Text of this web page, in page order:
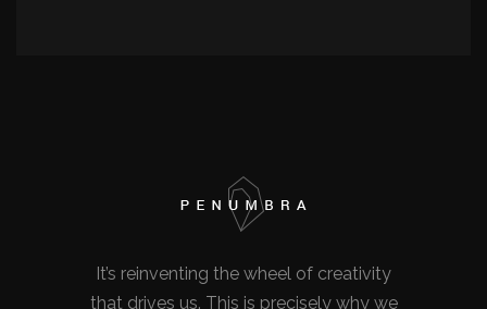
It’s reinventing the wheel of creativity
that drives us. This is precisely why we